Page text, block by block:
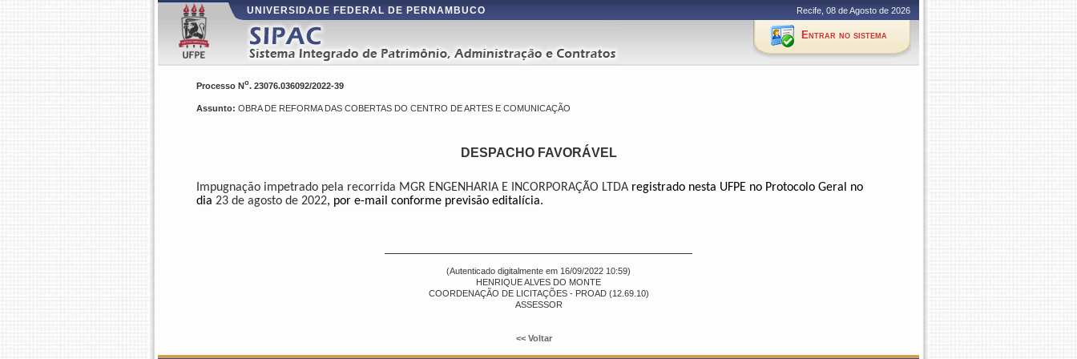
UNIVERSIDADE FEDERAL DE PERNAMBUCO Recife, 08 de Agosto de 2026
Entrar no sistema
Processo No. 23076.036092/2022-39
Assunto: OBRA DE REFORMA DAS COBERTAS DO CENTRO DE ARTES E COMUNICAÇÃO
DESPACHO FAVORÁVEL
Impugnação impetrado pela recorrida MGR ENGENHARIA E INCORPORAÇÃO LTDA registrado nesta UFPE no Protocolo Geral no
dia 23 de agosto de 2022, por e-mail conforme previsão editalícia.
(Autenticado digitalmente em 16/09/2022 10:59)
HENRIQUE ALVES DO MONTE
COORDENAÇÃO DE LICITAÇÕES - PROAD (12.69.10)
ASSESSOR
<< Voltar